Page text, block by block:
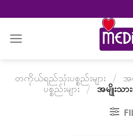
to
content
တကိုယ်ရည်သုံးပစ္စည်းများ / အ
ပစ္စည်းများ / အမျိုးသာ